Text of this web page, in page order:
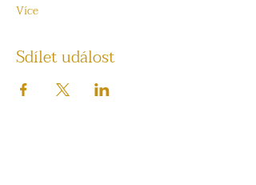
Více
Sdílet událost